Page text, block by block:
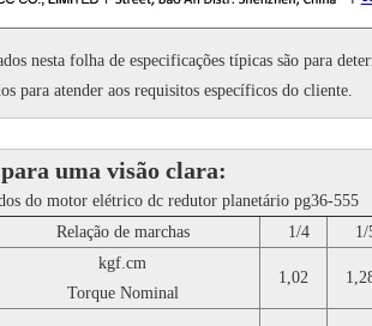
nesta folha de especificações típicas são para
para atender aos requisitos específicos do cliente.
uma visão clara:
do motor elétrico dc redutor planetário pg36-555
Relação de marchas 1/4 1/
kgf.cm
Torque Nominal
1,02